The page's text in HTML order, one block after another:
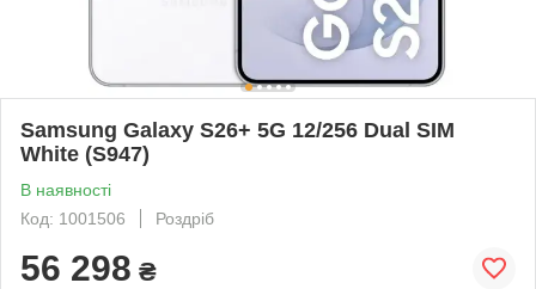
Samsung Galaxy S26+ 5G 12/256 Dual SIM
White (S947)
В наявності
Код: 1001506
Роздріб
56 298 ₴